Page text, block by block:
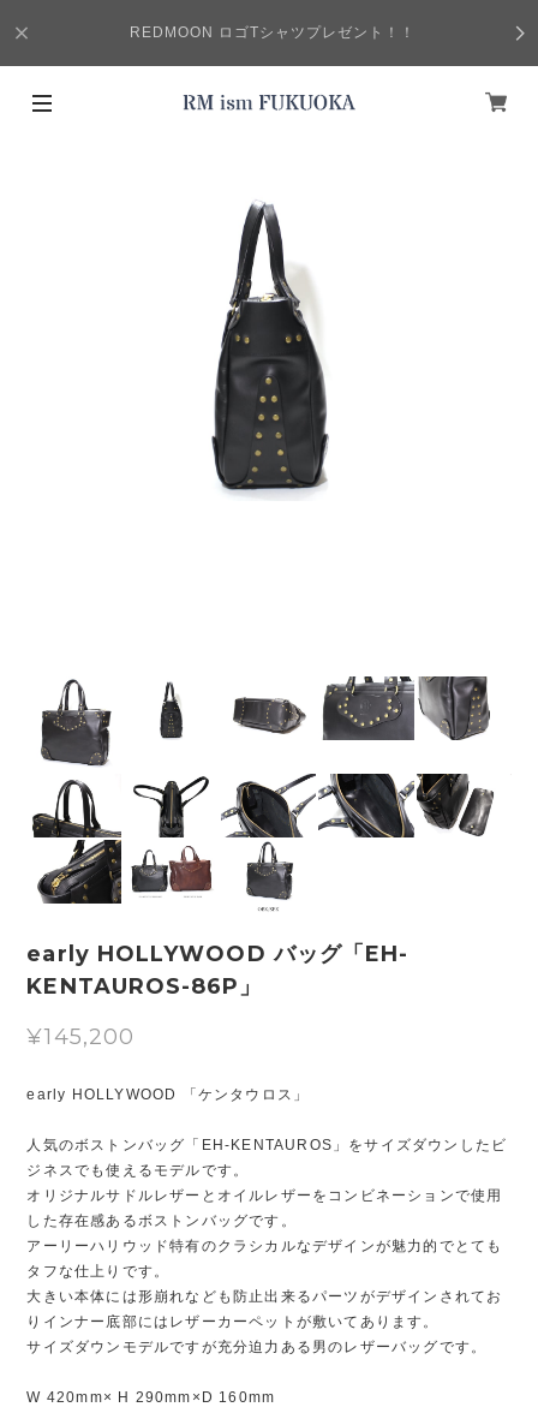
REDMOON ロゴTシャツプレゼント！！
early HOLLYWOOD バッグ「EH-
KENTAUROS-86P」
¥145,200
early HOLLYWOOD 「ケンタウロス」
人気のボストンバッグ「EH-KENTAUROS」をサイズダウンしたビ
ジネスでも使えるモデルです。
オリジナルサドルレザーとオイルレザーをコンビネーションで使用
した存在感あるボストンバッグです。
アーリーハリウッド特有のクラシカルなデザインが魅力的でとても
タフな仕上りです。
大きい本体には形崩れなども防止出来るパーツがデザインされてお
りインナー底部にはレザーカーペットが敷いてあります。
サイズダウンモデルですが充分迫力ある男のレザーバッグです。
W 420mm× H 290mm×D 160mm